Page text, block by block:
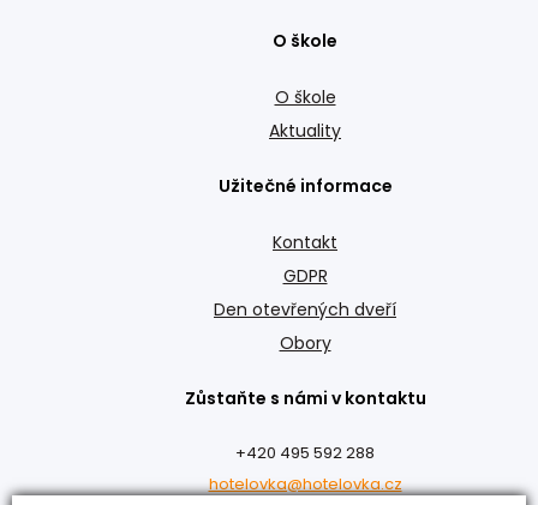
O škole
O škole
Aktuality
Užitečné informace
Kontakt
GDPR
Den otevřených dveří
Obory
Zůstaňte s námi v kontaktu
+420 495 592 288
hotelovka@hotelovka.cz